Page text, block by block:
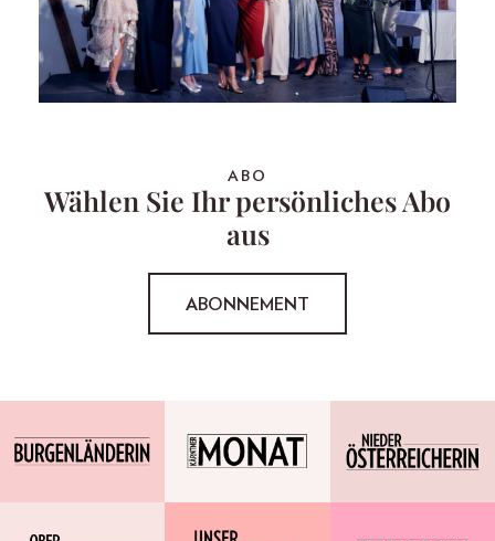
ABO
Wählen Sie Ihr persönliches Abo
aus
ABONNEMENT